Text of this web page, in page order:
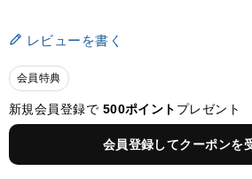
レビューを書く
会員特典
新規会員登録で 500ポイント プレゼント
会員登録してクーポンを